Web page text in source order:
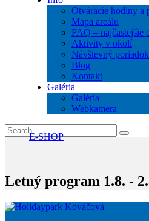
Otváracie hodiny a
Mapa areálu
FAQ – najčastejšie
Aktivity v okolí
Návštevný poriadok
Blog
Kontakt
Galéria
Galéria
Webkamera
E-SHOP
Letný program 1.8. -